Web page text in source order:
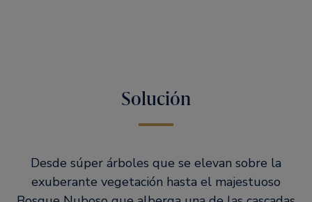
Solución
Desde súper árboles que se elevan sobre la
exuberante vegetación hasta el majestuoso